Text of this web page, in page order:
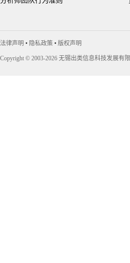
法律声明 • 隐私政策 • 版权声明
Copyright © 2003-2026 无锡出类信息科技发展有